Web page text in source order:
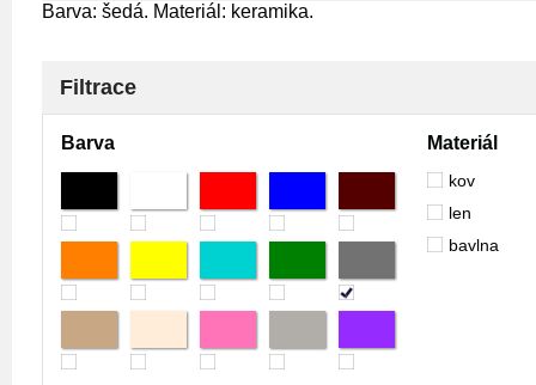
Barva: šedá. Materiál: keramika.
Filtrace
Barva Materiál
kov
len
bavlna